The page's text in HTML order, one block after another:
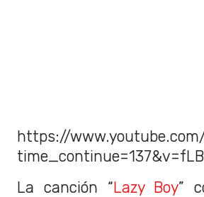
https://
La canción “Lazy Boy”